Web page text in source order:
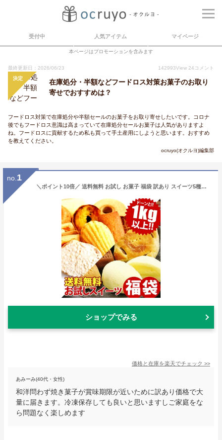
受付中 人気アイテム マイページ
本ページはプロモーションを含みます
最終更新日：2026/06/23 142993View 24 コメント
決定
在庫処分・半額などフードロス対策お菓子のお取り
寄せでおすすめは？
フードロス対策で在庫処分や半額セールのお菓子をお取り寄せしたいです。コロナ
後でもフードロス意識は高まっていて在庫処分セールお菓子は人気がありますよ
ね。フードロスに貢献するため私も買って手土産用にしようと思います。おすすめ
を教えてください。
ocruyo(オクルヨ)編集部
no. 1
＼ポイント10倍／ 送料無料 お試し お菓子 福袋 訳あり スイーツ5種類以上が20〜25個入 重量1kg以上 わけあり 洋菓子 和菓子 焼き菓子 賞味期限 間近 アウトレット フードロス お取り寄せ おためし お試しセット コロナ 在庫処分 食品 2023 訳ありスイーツ
ショップでみる
価格と在庫を楽天でチェック >>
あみーみ(40代・女性)
和洋問わず焼き菓子が賞味期限が近いために訳あり価格で大
量に届きます。冷凍保存しても良いと思いますしご家庭をな
ら問題なく楽しめます